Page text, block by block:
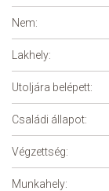
Nem:
Lakhely:
Utoljára belépett:
Családi állapot:
Végzettség:
Munkahely: